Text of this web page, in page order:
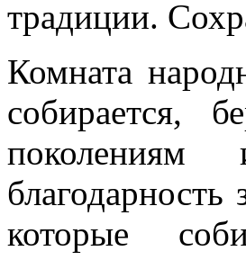
традиции.
Комната
собирается,
поколениям
которые